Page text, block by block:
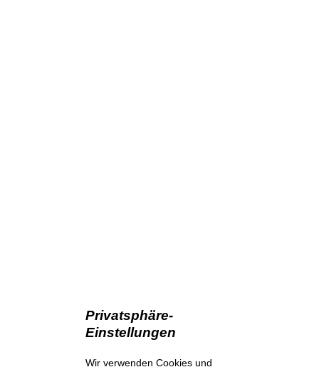
Privatsphäre-
Einstellungen
Wir verwenden Cookies und